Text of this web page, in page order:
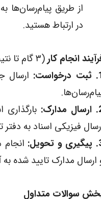
از طریق پیام‌رسان‌ها
در ارتباط هستید.​​​​​​​
انجام کار (۳ گام تا نتیجه)
ارسال
فیزیکی اسناد به دفتر
ارسال مدارک تایید شده
سوالات متداول